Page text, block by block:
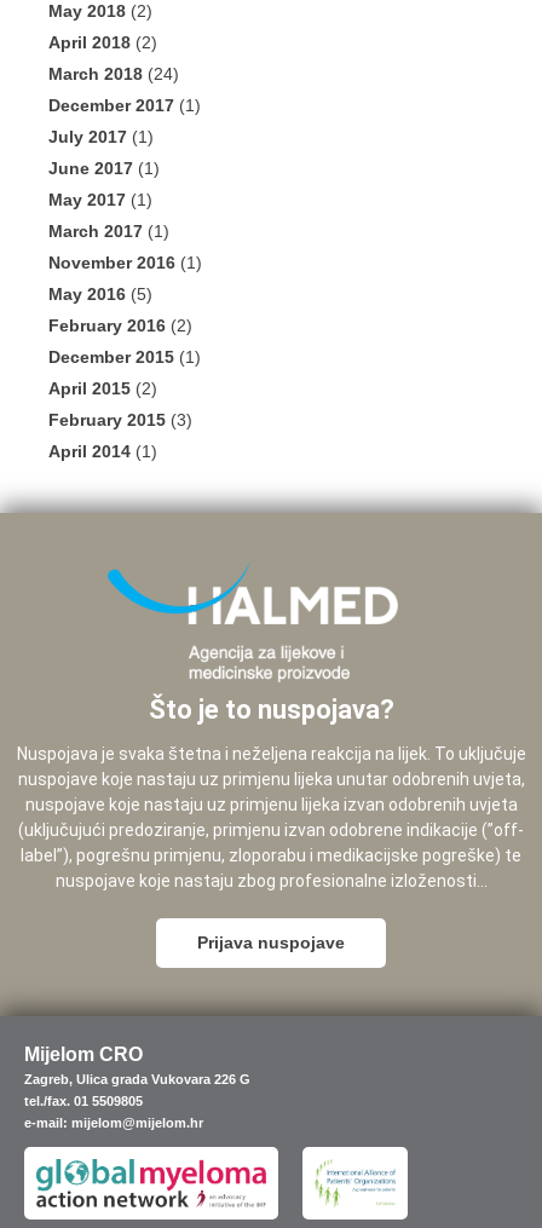
May 2018 (2)
April 2018 (2)
March 2018 (24)
December 2017 (1)
July 2017 (1)
June 2017 (1)
May 2017 (1)
March 2017 (1)
November 2016 (1)
May 2016 (5)
February 2016 (2)
December 2015 (1)
April 2015 (2)
February 2015 (3)
April 2014 (1)
Što je to nuspojava?
Nuspojava je svaka štetna i neželjena reakcija na lijek. To uključuje
nuspojave koje nastaju uz primjenu lijeka unutar odobrenih uvjeta,
nuspojave koje nastaju uz primjenu lijeka izvan odobrenih uvjeta
(uključujući predoziranje, primjenu izvan odobrene indikacije (”off-
label”), pogrešnu primjenu, zloporabu i medikacijske pogreške) te
nuspojave koje nastaju zbog profesionalne izloženosti...
Prijava nuspojave
Mijelom CRO
Zagreb, Ulica grada Vukovara 226 G
tel./fax. 01 5509805
e-mail: mijelom@mijelom.hr